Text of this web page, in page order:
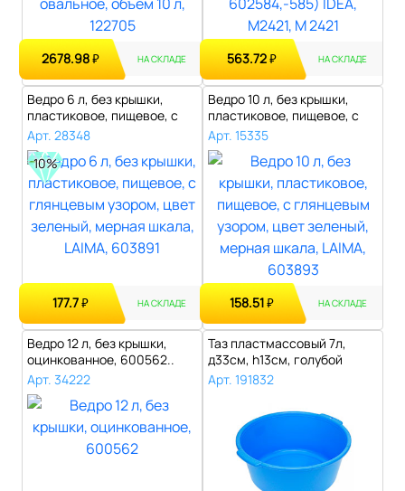
2678.98₽ НА СКЛАДЕ 563.72₽ НА СКЛАДЕ
Ведро 6 л, без крышки,
пластиковое, пищевое, с
глянцевы..
Арт. 28348
10%
177.7₽ НА СКЛАДЕ
Ведро 10 л, без крышки,
пластиковое, пищевое, с
глянцев..
Арт. 15335
158.51₽ НА СКЛАДЕ
Ведро 12 л, без крышки,
оцинкованное, 600562..
Арт. 34222
Таз пластмассовый 7л,
д33см, h13см, голубой
(Россия)..
Арт. 191832